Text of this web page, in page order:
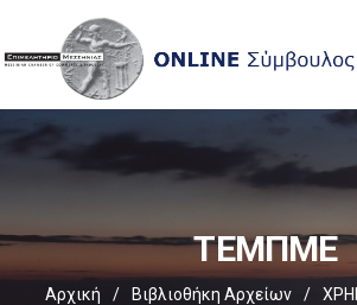
ΤΕΜΠΜΕ
Αρχική / Βιβλιοθήκη Αρχείων /